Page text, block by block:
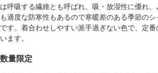
は呼吸する繊維とも呼ばれ、吸・放湿性に優れ
も適度な防寒性もあるので寒暖差のある季節の
です。着合わせしやすい派手過ぎない色で、定
います。
数量限定